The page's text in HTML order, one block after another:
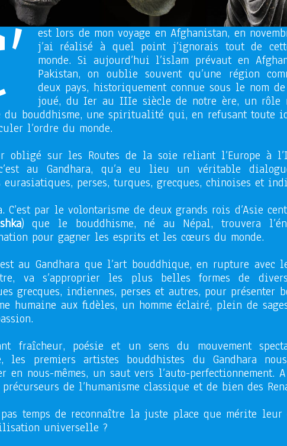
est lors de mon voyage en Afghanistan, en
j’ai réalisé à quel point j’ignorais tout de
monde. Si aujourd’hui l’islam prévaut en
Pakistan, on oublie souvent qu’une région
deux pays, historiquement connue sous le nom de
joué, du Ier au IIIe siècle de notre ère, un rôle
du bouddhisme, une spiritualité qui, en refusant toute
l’ordre du monde.
obligé sur les Routes de la soie reliant l’Europe à
au Gandhara, qu’a eu lieu un véritable
perses, turques, grecques, chinoises et
C’est par le volontarisme de deux grands rois d’Asie
) que le bouddhisme, né au Népal, trouvera
pour gagner les esprits et les cœurs du monde.
au Gandhara que l’art bouddhique, en rupture avec
va s’approprier les plus belles formes de
grecques, indiennes, perses et autres, pour présenter
humaine aux fidèles, un homme éclairé, plein de
fraîcheur, poésie et un sens du mouvement
les premiers artistes bouddhistes du Gandhara
en nous-mêmes, un saut vers l’auto-perfectionnement.
de l’humanisme classique et de bien des
pas temps de reconnaître la juste place que mérite
universelle ?